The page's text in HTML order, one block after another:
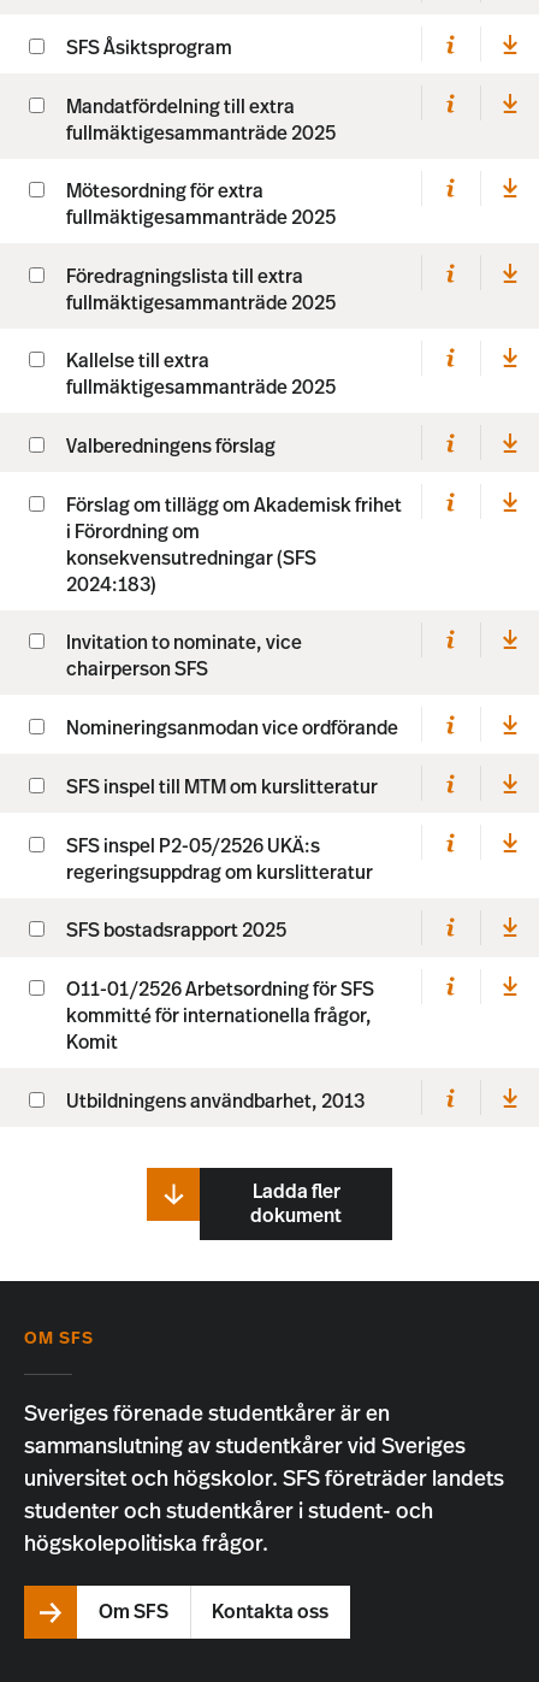
SFS Åsiktsprogram
Mandatfördelning till extra
fullmäktigesammanträde 2025
Mötesordning för extra
fullmäktigesammanträde 2025
Föredragningslista till extra
fullmäktigesammanträde 2025
Kallelse till extra
fullmäktigesammanträde 2025
Valberedningens förslag
Förslag om tillägg om Akademisk frihet
i Förordning om
konsekvensutredningar (SFS
2024:183)
Invitation to nominate, vice
chairperson SFS
Nomineringsanmodan vice ordförande
SFS inspel till MTM om kurslitteratur
SFS inspel P2-05/2526 UKÄ:s
regeringsuppdrag om kurslitteratur
SFS bostadsrapport 2025
O11-01/2526 Arbetsordning för SFS
kommitté för internationella frågor,
Komit
Utbildningens användbarhet, 2013
Ladda fler
dokument
OM SFS
Sveriges förenade studentkårer är en
sammanslutning av studentkårer vid Sveriges
universitet och högskolor. SFS företräder landets
studenter och studentkårer i student- och
högskolepolitiska frågor.
Om SFS Kontakta oss